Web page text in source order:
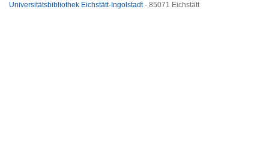
Universitätsbibliothek Eichstätt-Ingolstadt- 85071 Eichstätt